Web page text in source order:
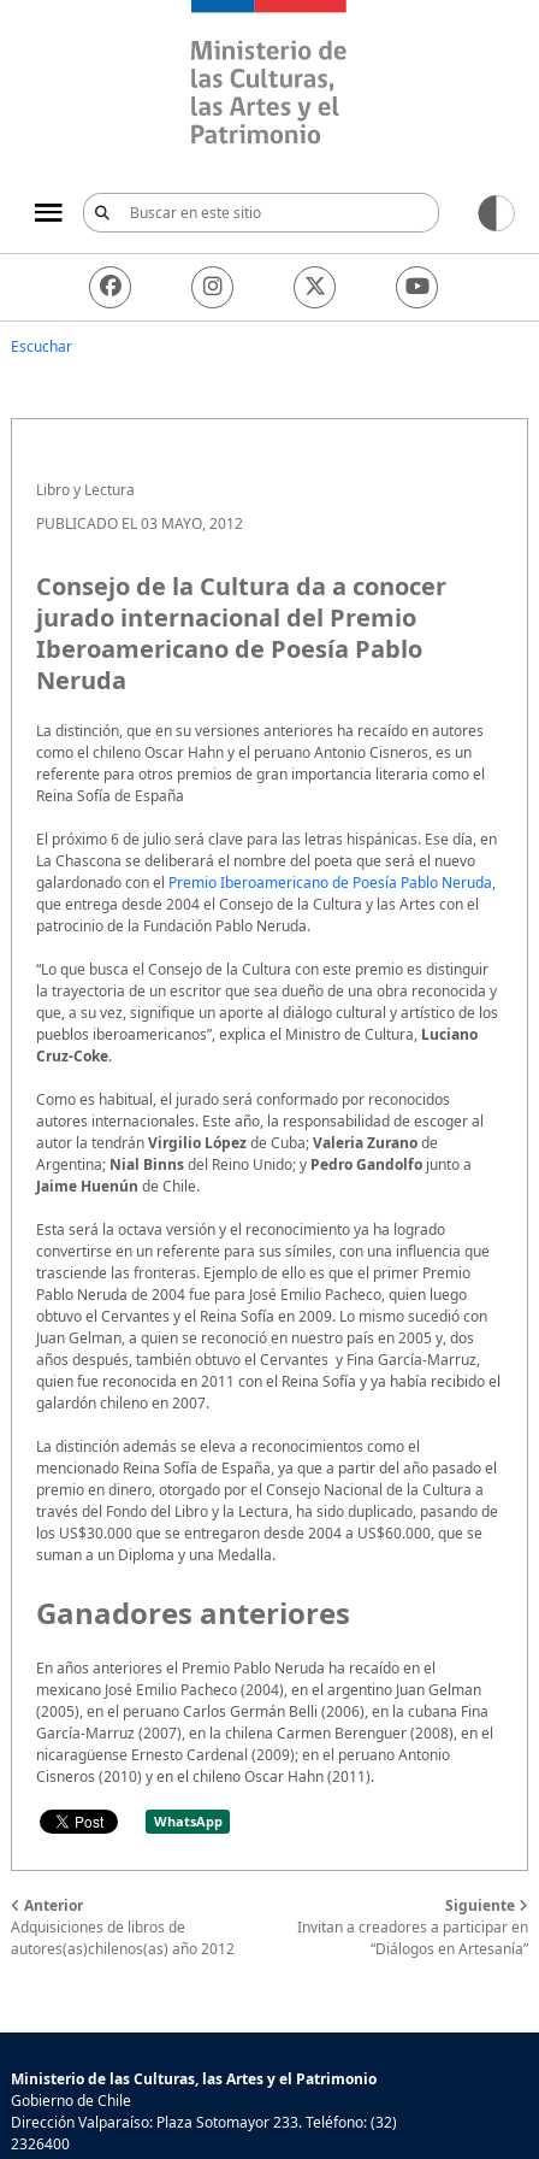
Ministerio de las
Escuchar
Libro y Lectura
PUBLICADO EL 03 MAYO, 2012
Consejo de la Cultura da a conocer
jurado internacional del Premio
Iberoamericano de Poesía Pablo
Neruda
La distinción, que en su versiones anteriores ha recaído en autores
como el chileno Oscar Hahn y el peruano Antonio Cisneros, es un
referente para otros premios de gran importancia literaria como el
Reina Sofía de España
El próximo 6 de julio será clave para las letras hispánicas. Ese día, en
La Chascona se deliberará el nombre del poeta que será el nuevo
galardonado con el Premio Iberoamericano de Poesía Pablo Neruda,
que entrega desde 2004 el Consejo de la Cultura y las Artes con el
patrocinio de la Fundación Pablo Neruda.
“Lo que busca el Consejo de la Cultura con este premio es distinguir
la trayectoria de un escritor que sea dueño de una obra reconocida y
que, a su vez, signifique un aporte al diálogo cultural y artístico de los
pueblos iberoamericanos”, explica el Ministro de Cultura, Luciano
Cruz-Coke.
Como es habitual, el jurado será conformado por reconocidos
autores internacionales. Este año, la responsabilidad de escoger al
autor la tendránVirgilio Lópezde Cuba;Valeria Zuranode
Argentina; Nial Binnsdel Reino Unido; y Pedro Gandolfo junto a
Jaime Huenún de Chile.
Esta será la octava versión y el reconocimiento ya ha logrado
convertirse en un referente para sus símiles, con una influencia que
trasciende las fronteras. Ejemplo de ello es que el primer Premio
Pablo Neruda de 2004 fue para José Emilio Pacheco, quien luego
obtuvo el Cervantes y el Reina Sofía en 2009. Lo mismo sucedió con
Juan Gelman, a quien se reconoció en nuestro país en 2005 y, dos
años después, también obtuvo el Cervantes y Fina García-Marruz,
quien fue reconocida en 2011 con el Reina Sofía y ya había recibido el
galardón chileno en 2007.
La distinción además se eleva a reconocimientos como el
mencionado Reina Sofía de España, ya que a partir del año pasado el
premio en dinero, otorgado por el Consejo Nacional de la Cultura a
través del Fondo del Libro y la Lectura, ha sido duplicado, pasando de
los US$30.000 que se entregaron desde 2004 a US$60.000, que se
suman a un Diploma y una Medalla.
Ganadores anteriores
En años anteriores el Premio Pablo Neruda ha recaído en el
mexicano José Emilio Pacheco (2004), en el argentino Juan Gelman
(2005), en el peruano Carlos Germán Belli (2006), en la cubana Fina
García-Marruz (2007), en la chilena Carmen Berenguer (2008), en el
nicaragüense Ernesto Cardenal (2009); en el peruano Antonio
Cisneros (2010) y en el chileno Oscar Hahn (2011).
WhatsApp
Anterior
Adquisiciones de libros de
autores(as)chilenos(as) año 2012
Siguiente
Invitan a creadores a participar en
“Diálogos en Artesanía”
Ministerio de las Culturas, las Artes y el Patrimonio
Gobierno de Chile
Dirección Valparaíso: Plaza Sotomayor 233. Teléfono: (32)
2326400